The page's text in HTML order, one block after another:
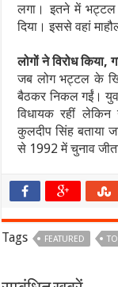
लगा। इतने में
दिया। इससे वहां
लोगों ने विरोध किया,
जब लोग भट्टल के
बैठकर निकल गईं।
विधायक रहीं
कुलदीप सिंह बताया
से 1992 में चुनाव
Tags FEATURED